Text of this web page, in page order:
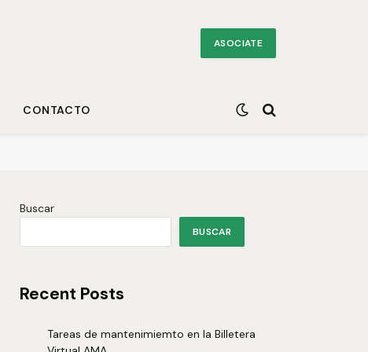
ASOCIATE
CONTACTO
Buscar
BUSCAR
Recent Posts
Tareas de mantenimiemto en la Billetera